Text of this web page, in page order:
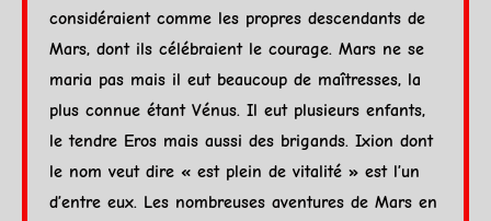
considéraient comme les propres descendants de
Mars, dont ils célébraient le courage. Mars ne se
maria pas mais il eut beaucoup de maîtresses, la
plus connue étant Vénus. Il eut plusieurs enfants,
le tendre Eros mais aussi des brigands. Ixion dont
le nom veut dire « est plein de vitalité » est l’un
d’entre eux. Les nombreuses aventures de Mars en